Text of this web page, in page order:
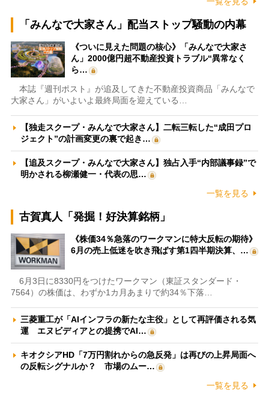
「みんなで大家さん」配当ストップ騒動の内幕
《ついに見えた問題の核心》「みんなで大家さ
ん」2000億円超不動産投資トラブル“異常なく
ら…
本誌『週刊ポスト』が追及してきた不動産投資商品「みんなで
大家さん」がいよいよ最終局面を迎えている…
【独走スクープ・みんなで大家さん】二転三転した“成田プロ
ジェクト”の計画変更の裏で起き…
【追及スクープ・みんなで大家さん】独占入手“内部議事録”で
明かされる柳瀬健一・代表の思…
一覧を見る
古賀真人「発掘！好決算銘柄」
《株価34％急落のワークマンに特大反転の期待》
6月の売上低迷を吹き飛ばす第1四半期決算、…
6月3日に8330円をつけたワークマン（東証スタンダード・
7564）の株価は、わずか1カ月あまりで約34％下落…
三菱重工が「AIインフラの新たな主役」として再評価される気
運 エヌビディアとの提携でAI…
キオクシアHD「7万円割れからの急反発」は再びの上昇局面へ
の反転シグナルか？ 市場のムー…
一覧を見る